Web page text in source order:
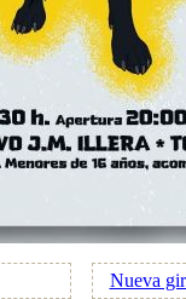
Nueva